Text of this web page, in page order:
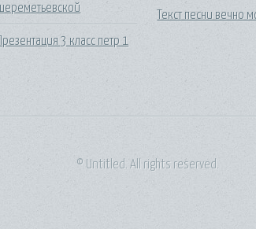
Презентация 3 класс петр 1
Текст песни вечно
© Untitled. All rights reserved.